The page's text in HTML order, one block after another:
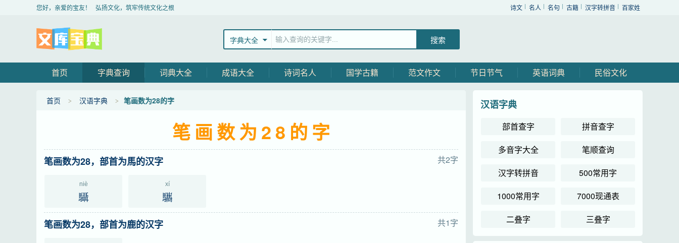
您好，亲爱的宝友！ 弘扬文化，筑牢传统文化之根 诗文 名人 名句 古籍 汉字转拼音 百家姓
字典大全
首页 字典查询 词典大全 成语大全 诗词名人 国学古籍 范文作文 节日节气 英语词典 民俗文化
首页 汉语字典 笔画数为28的字
笔画数为28的字
共2字
笔画数为28，部首为馬的汉字
niè
䯀
xí
驨
共1字
笔画数为28，部首为鹿的汉字
汉语字典
部首查字
拼音查字
多音字大全
笔顺查询
汉字转拼音
500常用字
1000常用字
7000现通表
二叠字
三叠字